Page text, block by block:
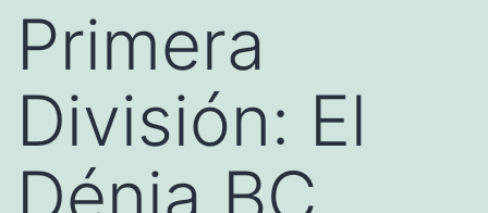
Primera
División: El
Dénia BC